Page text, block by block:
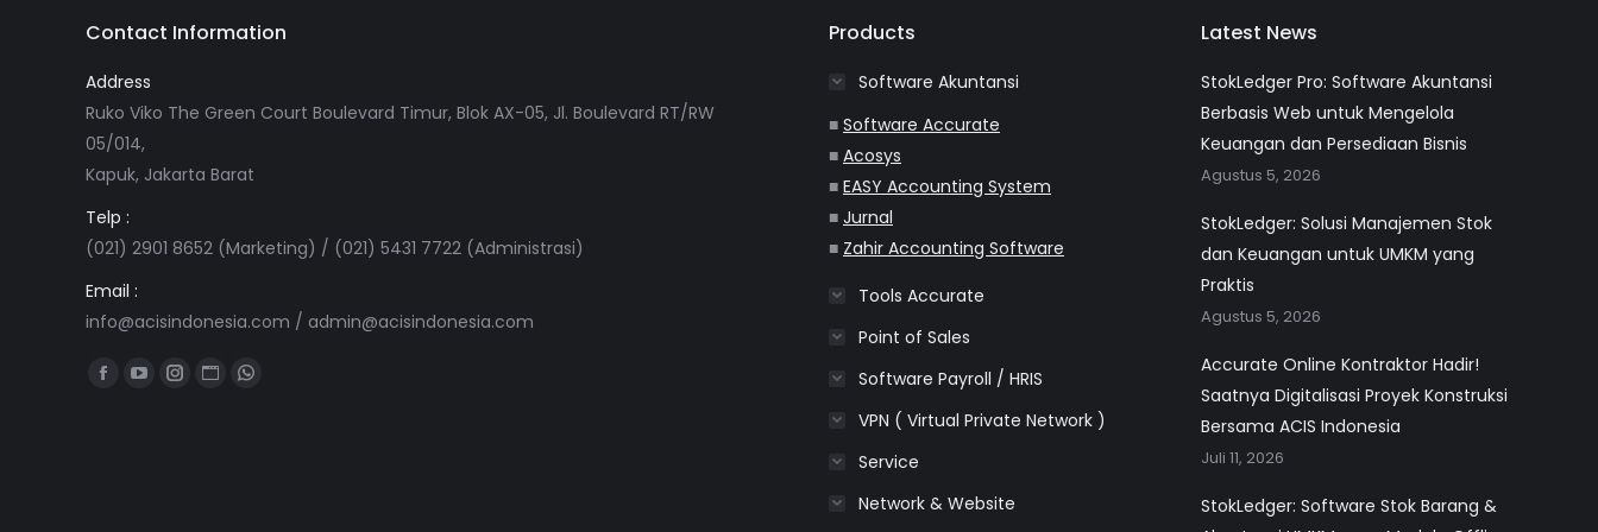
Contact Information
Address
Ruko Viko The Green Court Boulevard Timur, Blok AX-05, Jl. Boulevard RT/RW
05/014,
Kapuk, Jakarta Barat
Telp :
(021) 2901 8652 (Marketing) / (021) 5431 7722 (Administrasi)
Email :
info@acisindonesia.com / admin@acisindonesia.com
Find us on:
FacebookYouTube
Instagram
WebsiteWhatsapp
Products
Software Akuntansi
■ Software Accurate
■ Acosys
■ EASY Accounting System
■ Jurnal
■ Zahir Accounting Software
Tools Accurate
Point of Sales
Software Payroll / HRIS
VPN ( Virtual Private Network )
Service
Network & Website
Latest News
StokLedger Pro: Software Akuntansi
Berbasis Web untuk Mengelola
Keuangan dan Persediaan Bisnis
Agustus 5, 2026
StokLedger: Solusi Manajemen Stok
dan Keuangan untuk UMKM yang
Praktis
Agustus 5, 2026
Accurate Online Kontraktor Hadir!
Saatnya Digitalisasi Proyek Konstruksi
Bersama ACIS Indonesia
Juli 11, 2026
StokLedger: Software Stok Barang &